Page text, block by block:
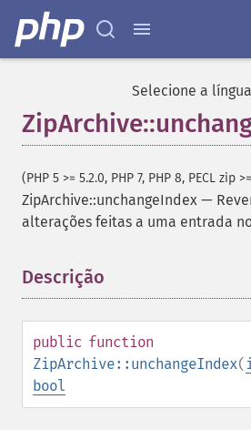
Selecione a
(PHP 5 >= 5.2.0, PHP 7, PHP 8, PECL zip
ZipArchive::unchangeIndex —
alterações feitas a uma entrada
Descrição
public function
ZipArchive::unchangeIndex(
bool